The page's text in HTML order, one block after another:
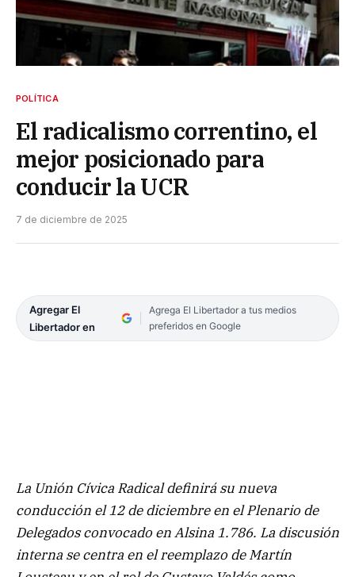
POLÍTICA
El radicalismo correntino, el
mejor posicionado para
conducir la UCR
7 de diciembre de 2025
Agregar El
Libertador en
Agrega El Libertador a tus medios
preferidos en Google
La Unión Cívica Radical definirá su nueva
conducción el 12 de diciembre en el Plenario de
Delegados convocado en Alsina 1.786. La discusión
interna se centra en el reemplazo de Martín